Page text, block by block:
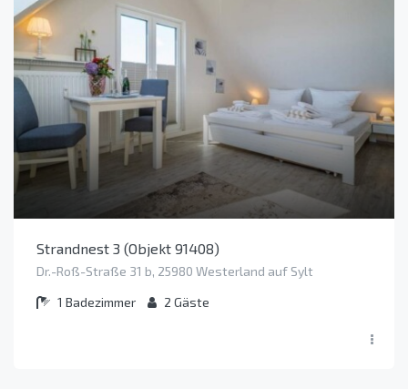
Strandnest 3 (Objekt 91408)
Dr.-Roß-Straße 31 b, 25980 Westerland auf Sylt
1 Badezimmer 2 Gäste